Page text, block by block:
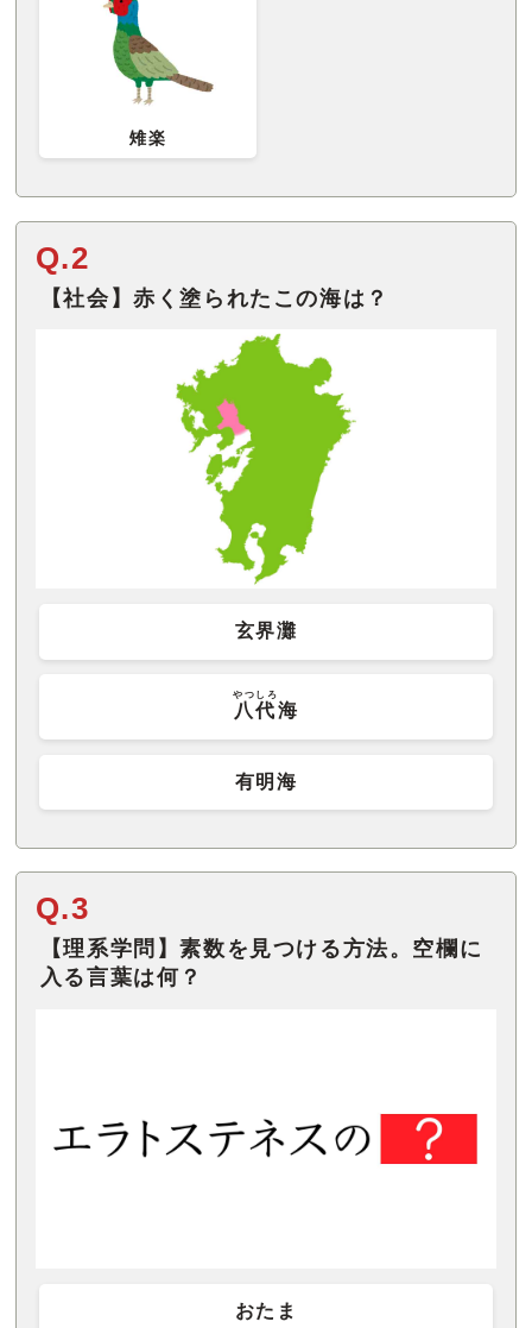
雉楽
Q.2
【社会】赤く塗られたこの海は？
玄界灘
八代
やつしろ
海
有明海
Q.3
【理系学問】素数を見つける方法。空欄に
入る言葉は何？
おたま